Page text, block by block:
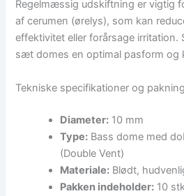
Regelmæssig udskiftning er vigtig
af cerumen (ørelys), som kan
effektivitet eller forårsage irritation.
sæt domes en optimal pasform og
Tekniske specifikationer og
Diameter: 10 mm
Type: Bass dome med
(Double Vent)
Materiale: Blødt,
Pakken indeholder: 10